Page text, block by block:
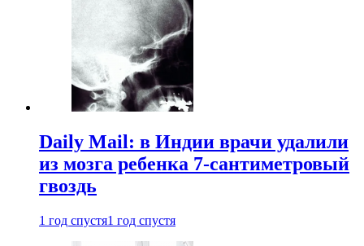
Daily Mail: в Индии врачи удалили
из мозга ребенка 7-сантиметровый
гвоздь
1 год спустя1 год спустя